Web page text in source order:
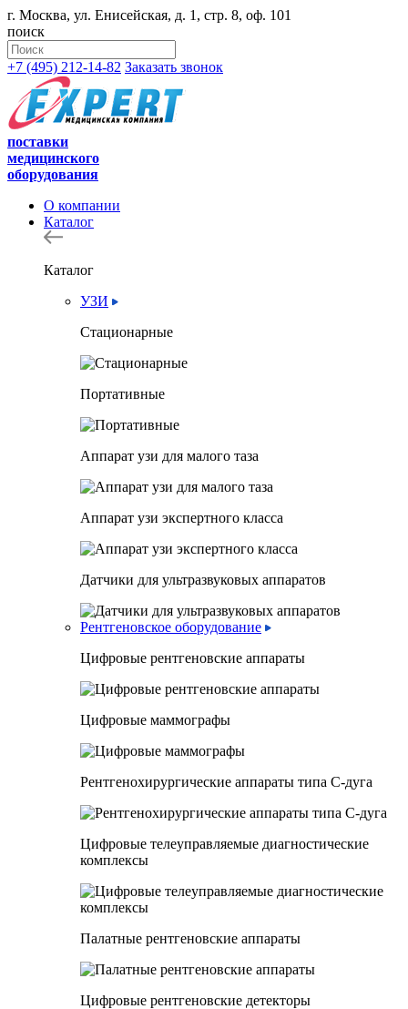
г. Москва, ул. Енисейская, д. 1, стр. 8, оф. 101
поиск
+7 (495) 212-14-82 Заказать звонок
поставки
медицинского
оборудования
О компании
Каталог
Каталог
УЗИ
Стационарные
Портативные
Аппарат узи для малого таза
Аппарат узи экспертного класса
Датчики для ультразвуковых аппаратов
Рентгеновское оборудование
Цифровые рентгеновские аппараты
Цифровые маммографы
Рентгенохирургические аппараты типа C-дуга
Цифровые телеуправляемые диагностические
комплексы
Палатные рентгеновские аппараты
Цифровые рентгеновские детекторы